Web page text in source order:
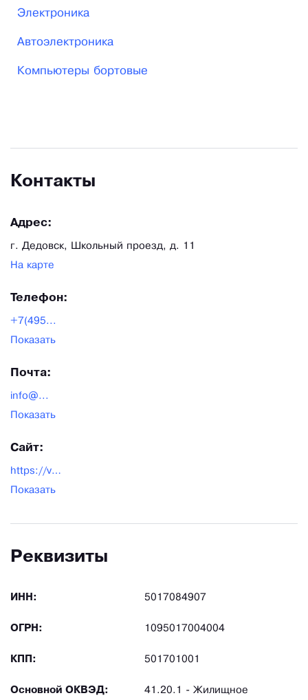
Электроника
Автоэлектроника
Компьютеры бортовые
Контакты
Адрес:
г. Дедовск, Школьный проезд, д. 11
На карте
Телефон:
+7(495...
Показать
Почта:
info@...
Показать
Сайт:
https://vympel.group/oldbrowser/
Показать
Реквизиты
ИНН: 5017084907
ОГРН: 1095017004004
КПП: 501701001
Основной ОКВЭД:
41.20.1 - Жилищное